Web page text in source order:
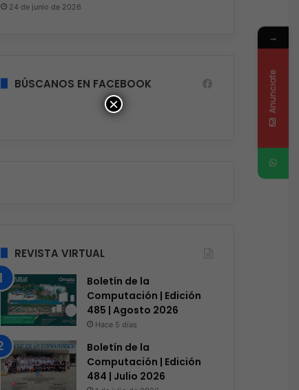
24 de junio de 2026
BÚSCANOS EN FACEBOOK
REVISTA VIRTUAL
Boletín de la
Computación | Edición
485 | Agosto 2026
Hace 5 días
Boletín de la
Computación | Edición
484 | Julio 2026
×
→
Anunciate